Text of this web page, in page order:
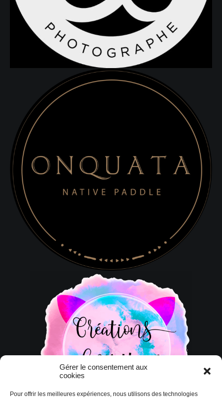
Gérer le consentement aux
cookies
Pour offrir les meilleures expériences, nous utilisons des technologies